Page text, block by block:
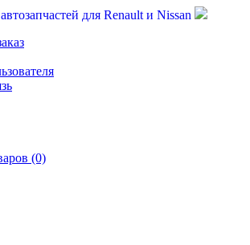
для Renault и Nissan
(0)